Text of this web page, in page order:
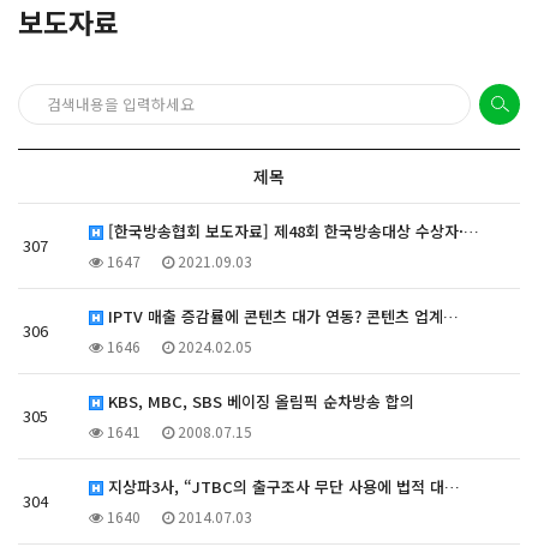
보도자료
제목
307
[한국방송협회 보도자료] 제48회 한국방송대상 수상자·…
1647 2021.09.03
306
IPTV 매출 증감률에 콘텐츠 대가 연동? 콘텐츠 업계…
1646 2024.02.05
305
KBS, MBC, SBS 베이징 올림픽 순차방송 합의
1641 2008.07.15
304
지상파3사, “JTBC의 출구조사 무단 사용에 법적 대…
1640 2014.07.03